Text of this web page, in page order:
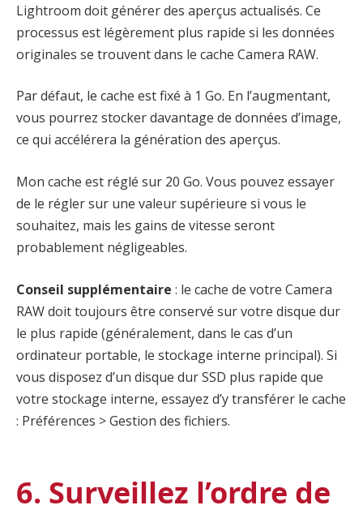
Lightroom doit générer des aperçus actualisés. Ce
processus est légèrement plus rapide si les données
originales se trouvent dans le cache Camera RAW.
Par défaut, le cache est fixé à 1 Go. En l’augmentant,
vous pourrez stocker davantage de données d’image,
ce qui accélérera la génération des aperçus.
Mon cache est réglé sur 20 Go. Vous pouvez essayer
de le régler sur une valeur supérieure si vous le
souhaitez, mais les gains de vitesse seront
probablement négligeables.
Conseil supplémentaire : le cache de votre Camera
RAW doit toujours être conservé sur votre disque dur
le plus rapide (généralement, dans le cas d’un
ordinateur portable, le stockage interne principal). Si
vous disposez d’un disque dur SSD plus rapide que
votre stockage interne, essayez d’y transférer le cache
: Préférences > Gestion des fichiers.
6. Surveillez l’ordre de